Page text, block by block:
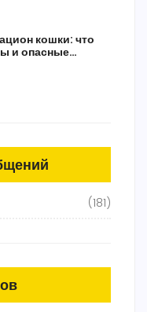
кошки: что
и опасные
(181)